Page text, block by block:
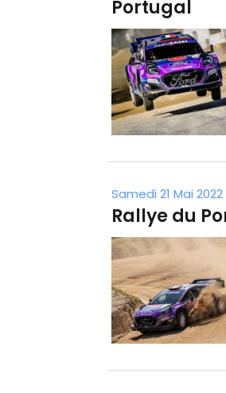
Portugal
Samedi 21 Mai 2022
Rallye du